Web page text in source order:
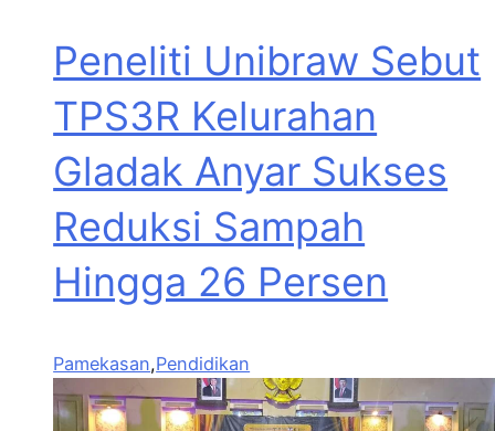
Peneliti Unibraw Sebut
TPS3R Kelurahan
Gladak Anyar Sukses
Reduksi Sampah
Hingga 26 Persen
Pamekasan,Pendidikan